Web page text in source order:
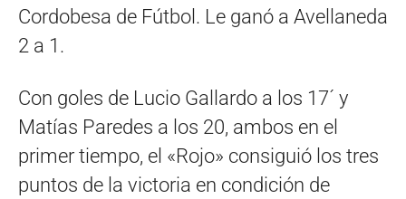
Cordobesa de Fútbol. Le ganó a Avellaneda
2 a 1.
Con goles de Lucio Gallardo a los 17´ y
Matías Paredes a los 20, ambos en el
primer tiempo, el «Rojo» consiguió los tres
puntos de la victoria en condición de